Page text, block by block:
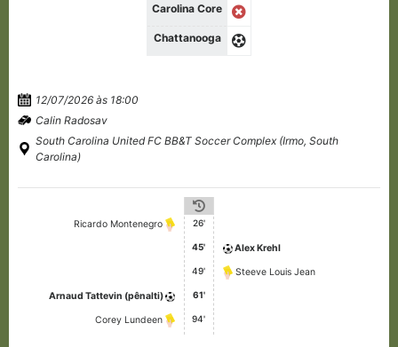
Carolina Core
Chattanooga
12/07/2026 às 18:00
Calin Radosav
South Carolina United FC BB&T Soccer Complex (Irmo, South
Carolina)
Ricardo Montenegro 26'
45' Alex Krehl
49' Steeve Louis Jean
Arnaud Tattevin (pênalti) 61'
Corey Lundeen 94'